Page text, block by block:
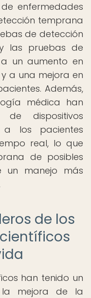
enfermedades
temprana
de detección
las pruebas de
un aumento en
a una mejora en
Además,
médica han
dispositivos
a los pacientes
real, lo que
de posibles
un manejo más
de los
han tenido un
la mejora de la